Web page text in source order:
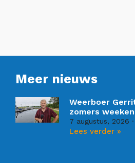
Meer nieuws
Weerboer
zomers
7 augustus, 2026
Lees verder »